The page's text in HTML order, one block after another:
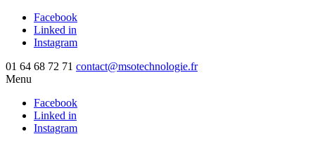
Facebook
Linked in
Instagram
01 64 68 72 71 contact@msotechnologie.fr
Menu
Facebook
Linked in
Instagram